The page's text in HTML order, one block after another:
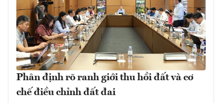
Phân định rõ ranh giới thu hồi đất và cơ
chế điều chỉnh đất đai